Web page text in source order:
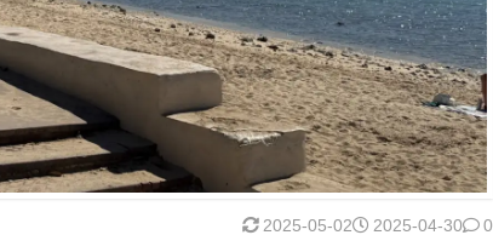
2025-04-30
2025-05-02 0